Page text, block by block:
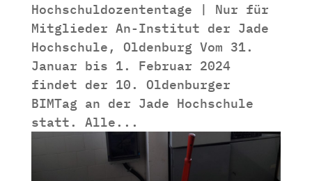
Hochschuldozententage | Nur für
Mitglieder An-Institut der Jade
Hochschule, Oldenburg Vom 31.
Januar bis 1. Februar 2024
findet der 10. Oldenburger
BIMTag an der Jade Hochschule
statt. Alle...